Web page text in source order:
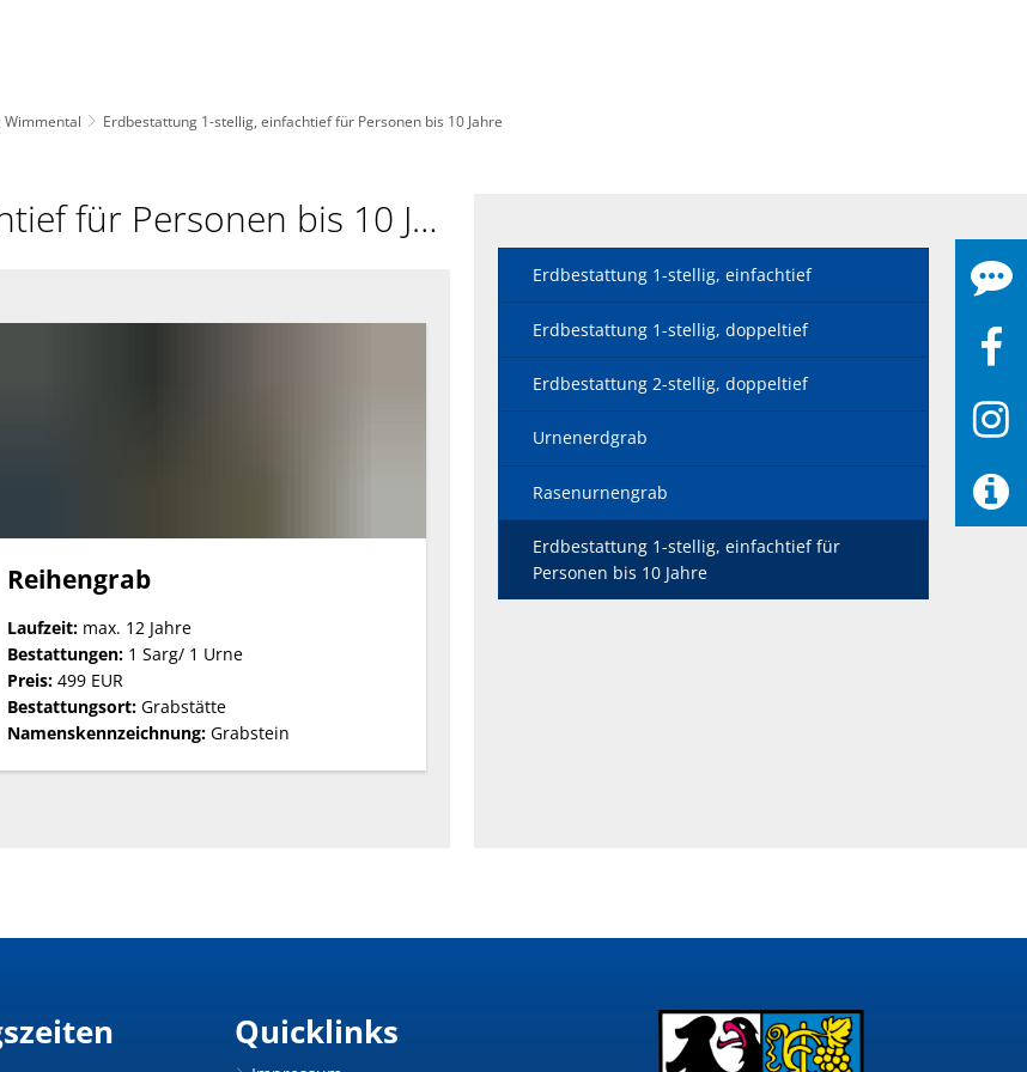
Wimmental Erdbestattung 1-stellig, einfachtief für Personen bis 10 Jahre
Erdbestattung 1-stellig, einfachtief für Personen bis 10 Jahre
Reihengrab
Laufzeit: max. 12 Jahre
Bestattungen: 1 Sarg/ 1 Urne
Preis: 499 EUR
Bestattungsort: Grabstätte
Namenskennzeichnung: Grabstein
Erdbestattung 1-stellig, einfachtief
Erdbestattung 1-stellig, doppeltief
Erdbestattung 2-stellig, doppeltief
Urnenerdgrab
Rasenurnengrab
Erdbestattung 1-stellig, einfachtief für
Personen bis 10 Jahre
Quicklinks